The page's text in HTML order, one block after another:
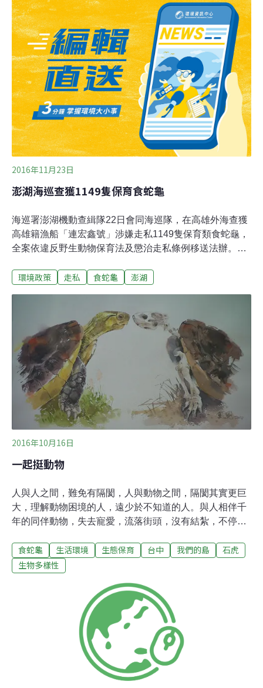
情資指出高雄楊姓船長，意圖收購食蛇龜運往中國；專案
小組在高雄地檢署檢察官指揮下，海巡署南巡局高雄第
一、第二機及屏東機動查緝隊、第五岸巡總隊、第五海巡
隊及高雄市政府警察局新興分局等單位合作成立，隨即規
劃佈署岸際及海上人力，展開岸、海聯合查緝行動，經數
月跟監、清查船筏，鎖定「瑞滿益」。19日專案小組發現
「瑞滿益」朝中國方向前進，遂於高雄港柴山外海14.5浬
處請對方停船、登檢，並查出裝箱的食蛇龜，隨即要求返
回港口，會同農委會林務局屏東林管處
2016年11月23日
澎湖海巡查獲1149隻保育食蛇龜
海巡署澎湖機動查緝隊22日會同海巡隊，在高雄外海查獲
高雄籍漁船「連宏鑫號」涉嫌走私1149隻保育類食蛇龜，
全案依違反野生動物保育法及懲治走私條例移送法辦。專
日趁漁船自高雄中和安檢所報關出港後，立刻通報巡防艇
船前甲舨漁艙起獲27個網袋裝有各種保育類烏龜，經清查
共計1149隻保育類食蛇龜。隨即將漁船及孫姓船長等4人
就近押回高雄興達港海巡隊部偵辦，並擴大追查保育類烏
龜來源。
環境政策 走私 食蛇龜 澎湖
2016年10月16日
一起挺動物
人與人之間，難免有隔閡，人與動物之間，隔閡其實更巨
大，理解動物困境的人，遠少於不知道的人。與人相伴千
年的同伴動物，失去寵愛，流落街頭，沒有結紮，不停生
搶地盤。為了方便的交通，開路把野生動物的家，切成支
離破碎，牠們常成為輪下亡魂。為了滿足人的慾望，牠們
們被毒害致死。為了城市拓展，牠們無家可歸。攸關生死
的沉重，開啟理解的鑰匙，如何轉動？邀請吳念真、齊柏
林、Raye等知名導演分享心得，為挺挺動物生活節揭開序
幕，策展人之一的劉偉蘋，年輕時是熱血的鯨豚保育志
工，看著越來越多動物面臨困境，她想用行銷專長，讓更
多人理解現況。「對動物的喜歡，不要是傷害，而是一種
保護牠們的力量。挺挺動物生活節，只是想把資訊分享給
食蛇龜 生活環境 生態保育 台中 我們的島
石虎
生物多樣性